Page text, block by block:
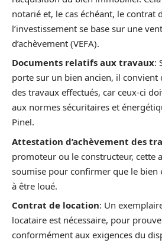
notarié et, le cas échéant, le contrat
l’investissement se base sur une
d’achèvement (VEFA).
Documents relatifs aux travaux:
porte sur un bien ancien, il
des travaux effectués, car ceux-ci
aux normes sécuritaires et
Pinel.
Attestation d’achèvement des
promoteur ou le constructeur, cette
soumise pour confirmer que le bien
à être loué.
Contrat de location: Un
locataire est nécessaire, pour
conformément aux exigences du